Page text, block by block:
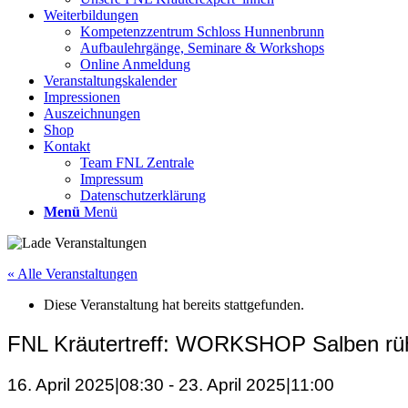
Weiterbildungen
Kompetenzzentrum Schloss Hunnenbrunn
Aufbaulehrgänge, Seminare & Workshops
Online Anmeldung
Veranstaltungskalender
Impressionen
Auszeichnungen
Shop
Kontakt
Team FNL Zentrale
Impressum
Datenschutzerklärung
Menü Menü
« Alle Veranstaltungen
Diese Veranstaltung hat bereits stattgefunden.
FNL Kräutertreff: WORKSHOP Salben
16. April 2025|08:30 - 23. April 2025|11:00